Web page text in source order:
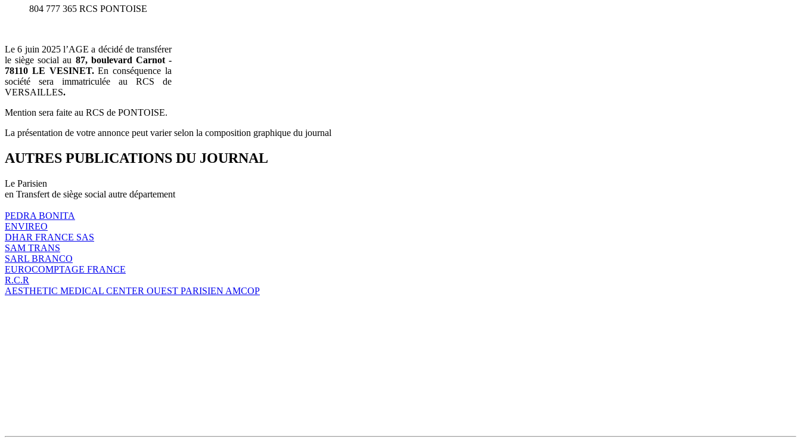
804 777 365 RCS PONTOISE
Le 6 juin 2025 l’AGE a décidé de transférer
le siège social au 87, boulevard Carnot -
78110 LE VESINET.En conséquence la
société sera immatriculée au RCS de
VERSAILLES.
Mention sera faite au RCS de PONTOISE.
La présentation de votre annonce peut varier selon la composition graphique du journal
AUTRES PUBLICATIONS DU JOURNAL
Le Parisien
en Transfert de siège social autre département
PEDRA BONITA
ENVIREO
DHAR FRANCE SAS
SAM TRANS
SARL BRANCO
EUROCOMPTAGE FRANCE
R.C.R
AESTHETIC MEDICAL CENTER OUEST PARISIEN AMCOP